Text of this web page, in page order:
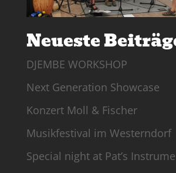
Neueste
DJEMBE WORKSHOP
Next Generation Showcase
Konzert Moll & Fischer
Musikfestival im Westerndorf
Special night at Pat’s